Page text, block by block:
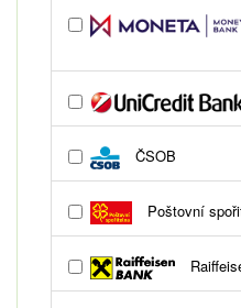
ČSOB
Poštovní